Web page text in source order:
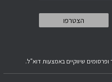
שיווקיים באמצעות דוא"ל.